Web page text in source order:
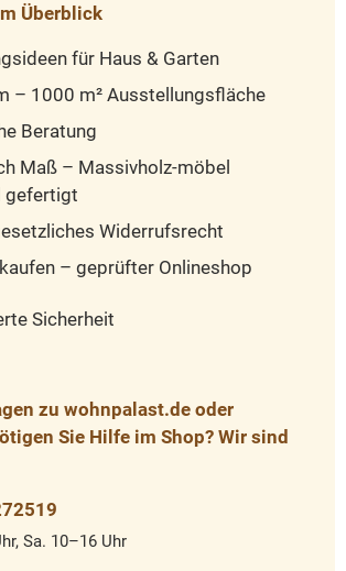
Überblick
für Haus & Garten
– 1000 m² Ausstellungsfläche
Beratung
Maß – Massivholz-möbel
gefertigt
Widerrufsrecht
– geprüfter Onlineshop
Sicherheit
zu wohnpalast.de oder
Sie Hilfe im Shop? Wir sind
Sa. 10–16 Uhr